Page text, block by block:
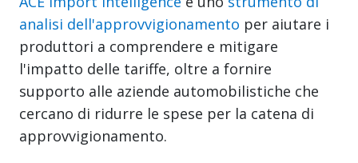
analisi dell'approvvigionamento per aiutare i
produttori a comprendere e mitigare
l'impatto delle tariffe, oltre a fornire
supporto alle aziende automobilistiche che
cercano di ridurre le spese per la catena di
approvvigionamento.